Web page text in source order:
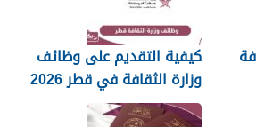
كيفية التقديم على وظائف
وزارة الثقافة في قطر 2026